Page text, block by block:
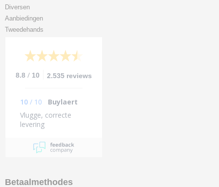
Diversen
Aanbiedingen
Tweedehands
8.8 / 10 2.535 reviews
10 / 10
Buylaert
Vlugge, correcte
levering
Betaalmethodes